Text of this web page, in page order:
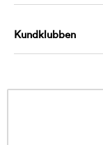
Kundklubben